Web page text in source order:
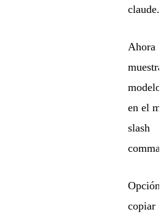
Ahora
modelo
en el
slash
Opción
copiar